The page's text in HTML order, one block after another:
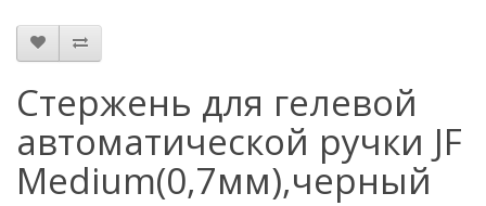
Стержень для гелевой
автоматической ручки JF
Medium(0,7мм),черный